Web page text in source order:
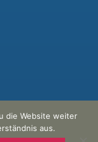
Nach oben
die Website weiter
aus.